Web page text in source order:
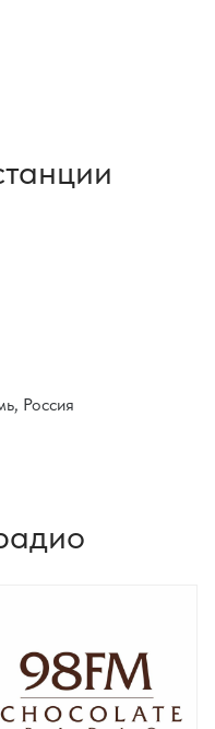
Россия